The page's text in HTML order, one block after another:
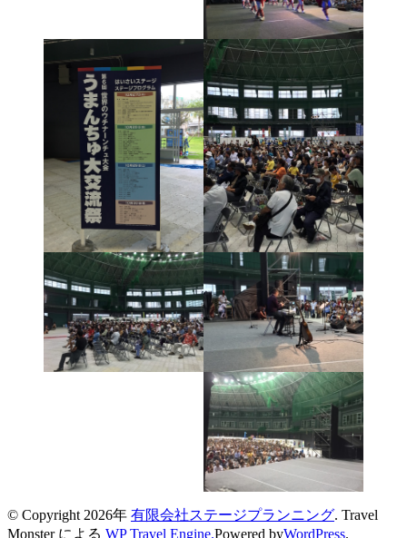
© Copyright 2026年 有限会社ステージプランニング. Travel
Monster による WP Travel Engine.Powered byWordPress.